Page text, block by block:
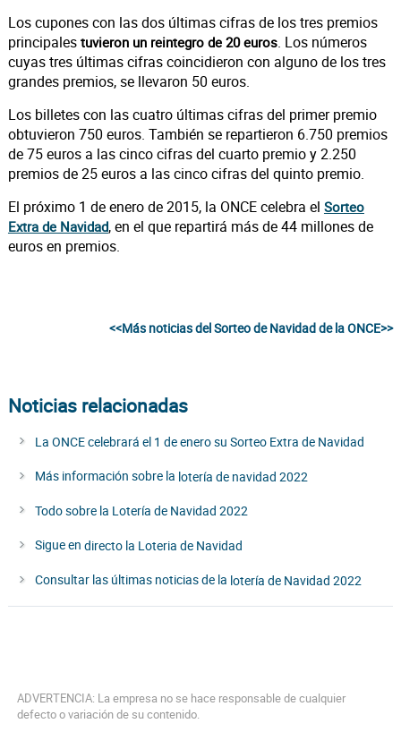
Los cupones con las dos últimas cifras de los tres premios
principales tuvieron un reintegro de 20 euros. Los números
cuyas tres últimas cifras coincidieron con alguno de los tres
grandes premios, se llevaron 50 euros.
Los billetes con las cuatro últimas cifras del primer premio
obtuvieron 750 euros. También se repartieron 6.750 premios
de 75 euros a las cinco cifras del cuarto premio y 2.250
premios de 25 euros a las cinco cifras del quinto premio.
El próximo 1 de enero de 2015, la ONCE celebra el Sorteo
Extra de Navidad, en el que repartirá más de 44 millones de
euros en premios.
<<Más noticias del Sorteo de Navidad de la ONCE>>
Noticias relacionadas
La ONCE celebrará el 1 de enero su Sorteo Extra de Navidad
Más información sobre la lotería de navidad 2022
Todo sobre la Lotería de Navidad 2022
Sigue en directo la Loteria de Navidad
Consultar las últimas noticias de la lotería de Navidad 2022
ADVERTENCIA: La empresa no se hace responsable de cualquier
defecto o variación de su contenido.